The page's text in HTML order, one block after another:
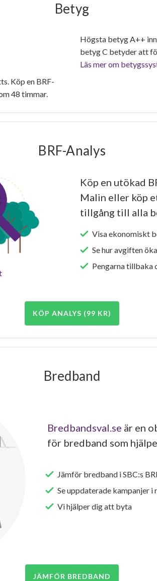
Betyg
Köp en BRF-
48 timmar.
Högsta betyg A++
betyg C betyder att
Läs mer om
BRF-Analys
Köp en utökad
Malin eller köp
tillgång till alla
Visa ekonomiskt
Se hur avgiften
Pengarna tillbaka
KÖP ANALYS (99 KR)
Bredband
Bredbandsval.se är en
för bredband som
Jämför bredband i SBC:s
Se uppdaterade kampanjer i
Vi hjälper dig att byta
JÄMFÖR BREDBAND